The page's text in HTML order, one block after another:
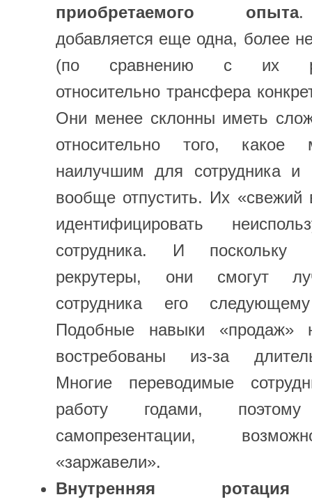
приобретаемого опыта.
добавляется еще одна, более
(по сравнению с их
относительно трансфера
Они менее склонны иметь
относительно того, какое
наилучшим для сотрудника и
вообще отпустить. Их «свежий
идентифицировать
сотрудника. И поскольку
рекрутеры, они смогут
сотрудника его
Подобные навыки «продаж»
востребованы из-за
Многие переводимые
работу годами,
самопрезентации,
«заржавели».
Внутренняя